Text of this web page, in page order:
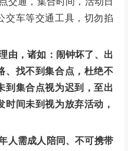
含) 100%
0%
因活动取消无条件全额退